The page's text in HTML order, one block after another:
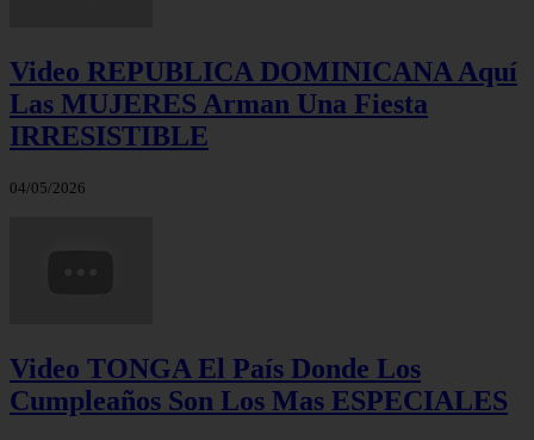
Video REPUBLICA DOMINICANA Aquí
Las MUJERES Arman Una Fiesta
IRRESISTIBLE
04/05/2026
Video TONGA El País Donde Los
Cumpleaños Son Los Mas ESPECIALES